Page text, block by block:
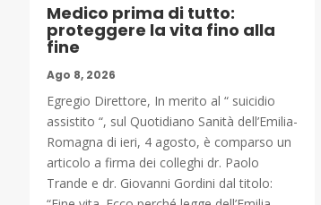
Medico prima di tutto:
proteggere la vita fino alla
fine
Ago 8, 2026
Egregio Direttore, In merito al “ suicidio
assistito “, sul Quotidiano Sanità dell’Emilia-
Romagna di ieri, 4 agosto, è comparso un
articolo a firma dei colleghi dr. Paolo
Trande e dr. Giovanni Gordini dal titolo: